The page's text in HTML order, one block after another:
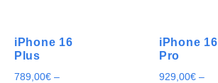
iPhone 16
Plus
789,00€ –
iPhone 16
Pro
929,00€ –